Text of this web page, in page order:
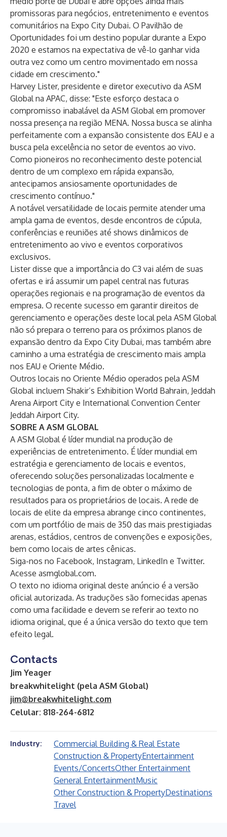
promissoras para negócios, entretenimento e eventos
comunitários na Expo City Dubai. O Pavilhão de
Oportunidades foi um destino popular durante a Expo
2020 e estamos na expectativa de vê-lo ganhar vida
outra vez como um centro movimentado em nossa
cidade em crescimento."
Harvey Lister, presidente e diretor executivo da ASM
Global na APAC, disse: "Este esforço destaca o
compromisso inabalável da ASM Global em promover
nossa presença na região MENA. Nossa busca se alinha
perfeitamente com a expansão consistente dos EAU e a
busca pela excelência no setor de eventos ao vivo.
Como pioneiros no reconhecimento deste potencial
dentro de um complexo em rápida expansão,
antecipamos ansiosamente oportunidades de
crescimento contínuo."
A notável versatilidade de locais permite atender uma
ampla gama de eventos, desde encontros de cúpula,
conferências e reuniões até shows dinâmicos de
entretenimento ao vivo e eventos corporativos
exclusivos.
Lister disse que a importância do C3 vai além de suas
ofertas e irá assumir um papel central nas futuras
operações regionais e na programação de eventos da
empresa. O recente sucesso em garantir direitos de
gerenciamento e operações deste local pela ASM Global
não só prepara o terreno para os próximos planos de
expansão dentro da Expo City Dubai, mas também abre
caminho a uma estratégia de crescimento mais ampla
nos EAU e Oriente Médio.
Outros locais no Oriente Médio operados pela ASM
Global incluem Shakir’s Exhibition World Bahrain, Jeddah
Arena Airport City e International Convention Center
Jeddah Airport City.
SOBRE A ASM GLOBAL
A ASM Global é líder mundial na produção de
experiências de entretenimento. É líder mundial em
estratégia e gerenciamento de locais e eventos,
oferecendo soluções personalizadas localmente e
tecnologias de ponta, a fim de obter o máximo de
resultados para os proprietários de locais. A rede de
locais de elite da empresa abrange cinco continentes,
com um portfólio de mais de 350 das mais prestigiadas
arenas, estádios, centros de convenções e exposições,
bem como locais de artes cênicas.
Siga-nos no Facebook, Instagram, LinkedIn e Twitter.
Acesse asmglobal.com.
O texto no idioma original deste anúncio é a versão
oficial autorizada. As traduções são fornecidas apenas
como uma facilidade e devem se referir ao texto no
idioma original, que é a única versão do texto que tem
efeito legal.
Contacts
Jim Yeager
breakwhitelight (pela ASM Global)
jim@breakwhitelight.com
Celular: 818-264-6812
Industry:
Commercial Building & Real Estate
Construction & PropertyEntertainment
Events/ConcertsOther Entertainment
General EntertainmentMusic
Other Construction & PropertyDestinations
Travel